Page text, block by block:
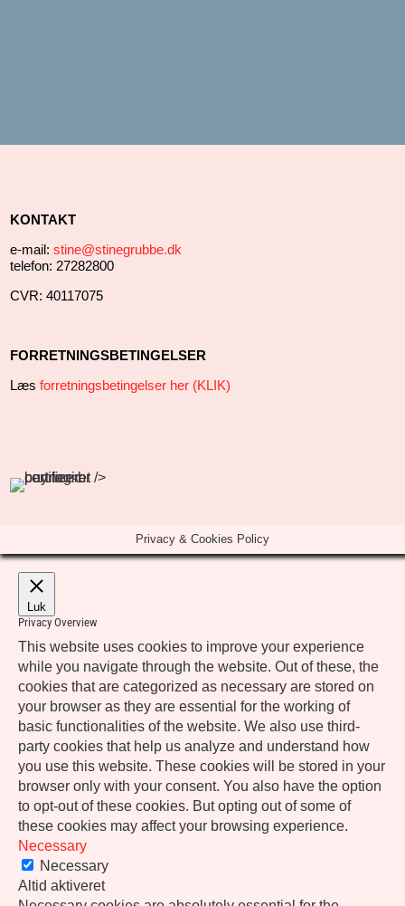
KONTAKT
e-mail: stine@stinegrubbe.dk
telefon: 27282800
CVR: 40117075
FORRETNINGSBETINGELSER
Læs forretningsbetingelser her (KLIK)
Privacy & Cookies Policy
Luk
Privacy Overview
This website uses cookies to improve your experience
while you navigate through the website. Out of these, the
cookies that are categorized as necessary are stored on
your browser as they are essential for the working of
basic functionalities of the website. We also use third-
party cookies that help us analyze and understand how
you use this website. These cookies will be stored in your
browser only with your consent. You also have the option
to opt-out of these cookies. But opting out of some of
these cookies may affect your browsing experience.
Necessary
Necessary
Altid aktiveret